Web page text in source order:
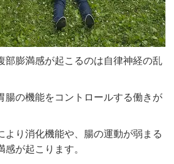
部膨満感が起こるのは自律神経の乱
腸の機能をコントロールする働きが
より消化機能や、腸の運動が弱まる
が起こります。